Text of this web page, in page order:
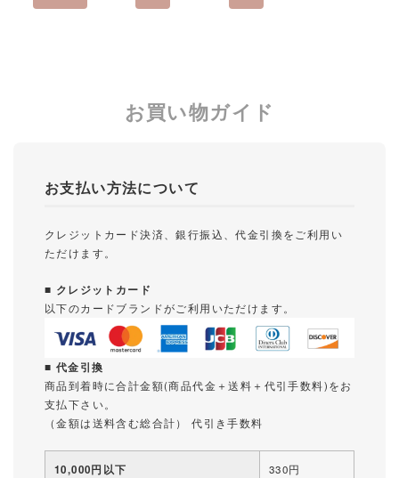
お買い物ガイド
お支払い方法について
クレジットカード決済、銀行振込、代金引換をご利用い
ただけます。
■ クレジットカード
以下のカードブランドがご利用いただけます。
■ 代金引換
商品到着時に合計金額(商品代金＋送料＋代引手数料)をお
支払下さい。
（金額は送料含む総合計） 代引き手数料
10,000円以下 330円